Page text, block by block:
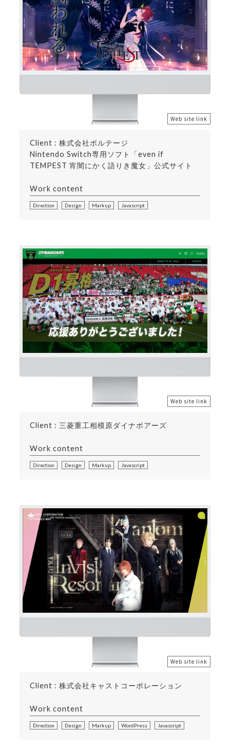
Web site link
Client : 株式会社ボルテージ
Nintendo Switch専用ソフト「even if
TEMPEST 宵闇にかく語りき魔女」公式サイト
Work content
Direction Design Markup Javascript
Web site link
Client : 三菱重工相模原ダイナボアーズ
Work content
Direction Design Markup Javascript
Web site link
Client : 株式会社キャストコーポレーション
Work content
Direction Design Markup WordPress Javascript